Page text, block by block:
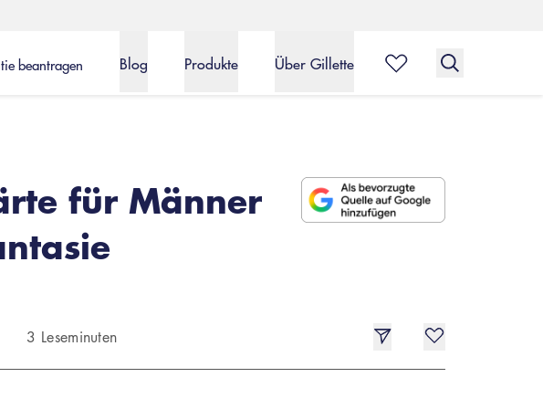
beantragen Blog Produkte Über Gillette
für Männer
3 Leseminuten